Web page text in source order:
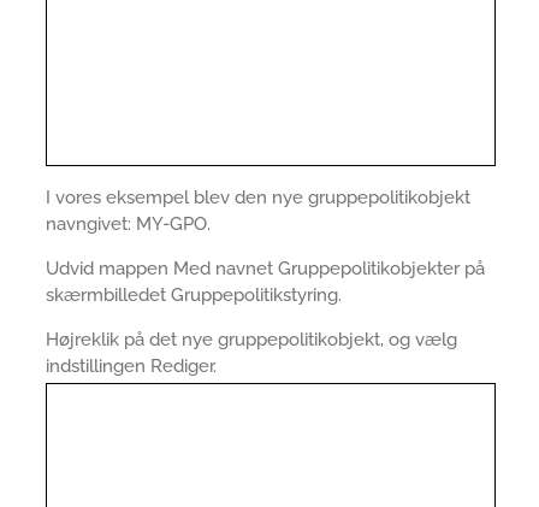
I vores eksempel blev den nye gruppepolitikobjekt
navngivet: MY-GPO.
Udvid mappen Med navnet Gruppepolitikobjekter på
skærmbilledet Gruppepolitikstyring.
Højreklik på det nye gruppepolitikobjekt, og vælg
indstillingen Rediger.